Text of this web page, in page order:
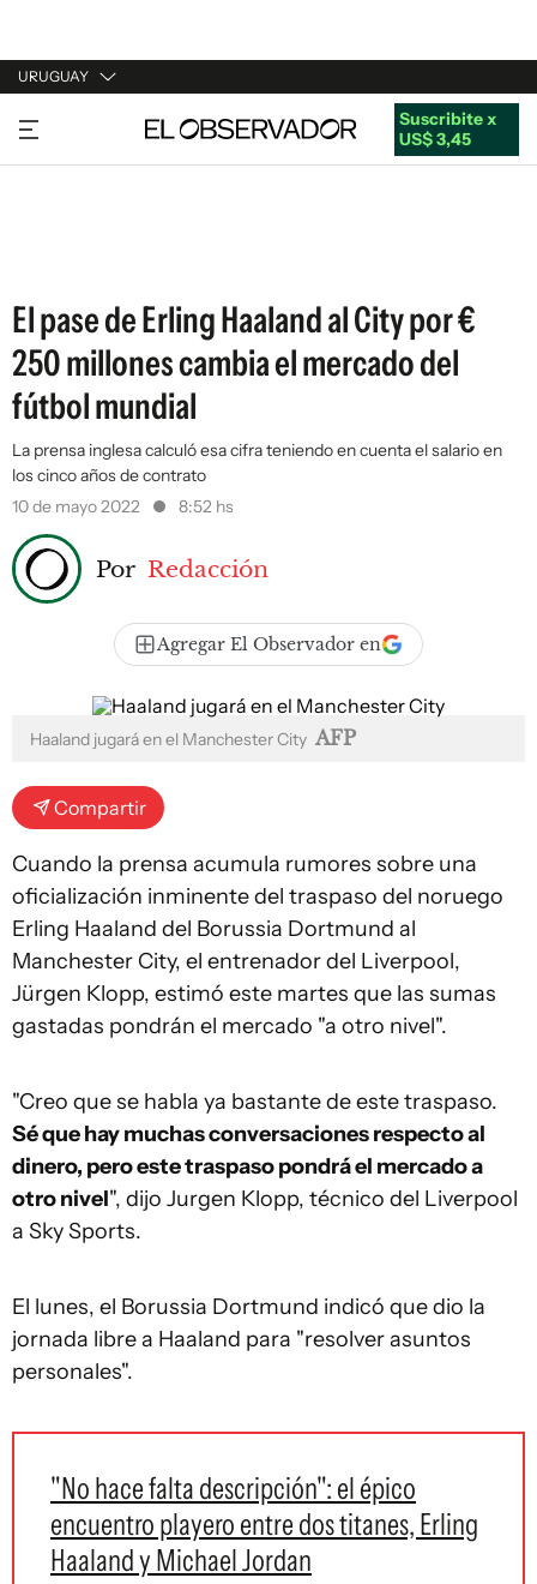
URUGUAY
URUGUAY
ARGENTINA
Suscribite x
US$ 3,45
El pase de Erling Haaland al City por €
250 millones cambia el mercado del
fútbol mundial
La prensa inglesa calculó esa cifra teniendo en cuenta el salario en
los cinco años de contrato
10 de mayo 2022
8:52 hs
Por Redacción
Agregar El Observador en
Haaland jugará en el Manchester City AFP
Compartir
Cuando la prensa acumula rumores sobre una
oficialización inminente del traspaso del noruego
Erling Haaland del Borussia Dortmund al
Manchester City, el entrenador del Liverpool,
Jürgen Klopp, estimó este martes que las sumas
gastadas pondrán el mercado "a otro nivel".
"Creo que se habla ya bastante de este traspaso.
Sé que hay muchas conversaciones respecto al
dinero, pero este traspaso pondrá el mercado a
otro nivel", dijo Jurgen Klopp, técnico del Liverpool
a Sky Sports.
El lunes, el Borussia Dortmund indicó que dio la
jornada libre a Haaland para "resolver asuntos
personales".
"No hace falta descripción": el épico
encuentro playero entre dos titanes, Erling
Haaland y Michael Jordan